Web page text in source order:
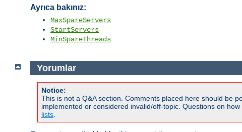
Ayrıca bakınız:
MaxSpareServers
StartServers
MinSpareThreads
Yorumlar
Notice:
This is not a Q&A section. Comments placed here should be
implemented or considered invalid/off-topic. Questions on
lists